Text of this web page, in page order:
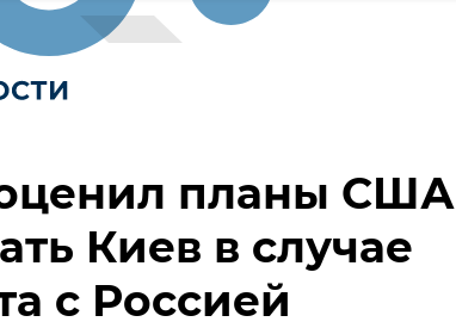
планы США
Киев в случае
с Россией